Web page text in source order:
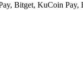
Bitget, KuCoin